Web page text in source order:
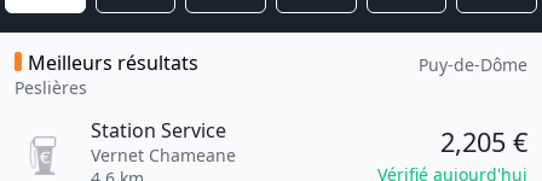
Meilleurs résultats
Peslières
Puy-de-Dôme
Station Service
Vernet Chameane
2,205 €
Vérifié aujourd'hui